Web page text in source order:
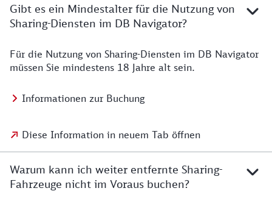
Gibt es ein Mindestalter für die Nutzung von
Sharing-Diensten im DB Navigator?
Für die Nutzung von Sharing-Diensten im DB Navigator
müssen Sie mindestens 18 Jahre alt sein.
Informationen zur Buchung
Diese Information in neuem Tab öffnen
Warum kann ich weiter entfernte Sharing-
Fahrzeuge nicht im Voraus buchen?